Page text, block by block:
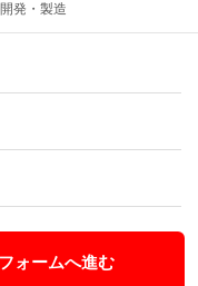
発・製造
ォームへ進む